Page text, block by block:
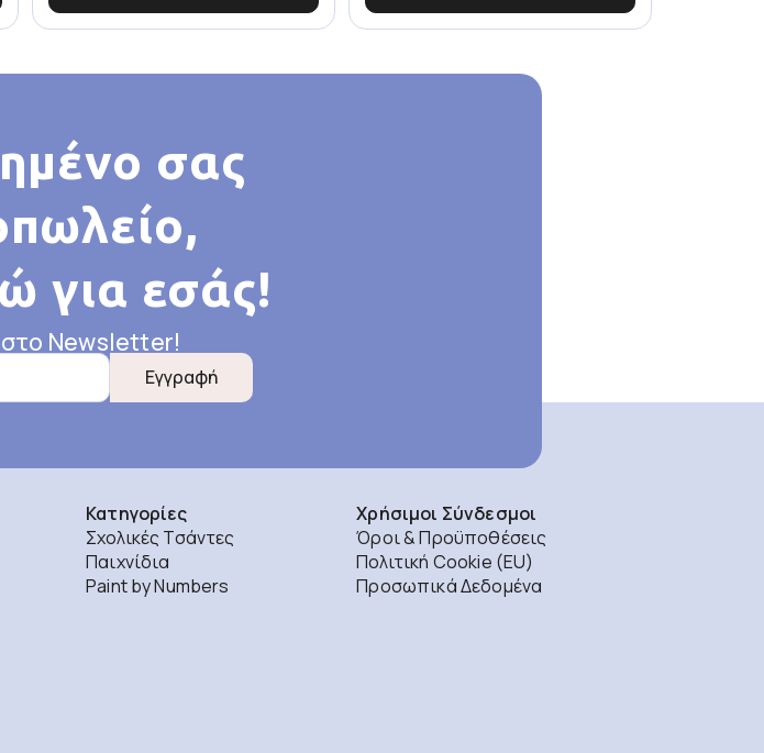
σας
για εσάς!
στο Newsletter!
Εγγραφή
Κατηγορίες
Σχολικές Τσάντες
Παιχνίδια
Paint by Numbers
Χρήσιμοι Σύνδεσμοι
Όροι & Προϋποθέσεις
Πολιτική Cookie (EU)
Προσωπικά Δεδομένα